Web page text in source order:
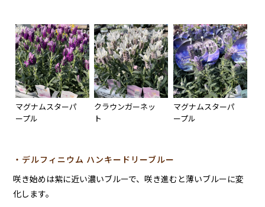
マグナムスターパ
ープル
クラウンガーネッ
ト
マグナムスターパ
ープル
・デルフィニウム ハンキードリーブルー
咲き始めは紫に近い濃いブルーで、咲き進むと薄いブルーに変
化します。